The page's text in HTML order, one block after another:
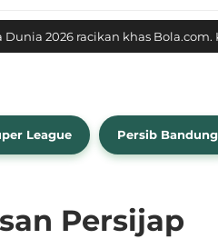
2026 racikan khas Bola.com.
League Persib Bandung
Persijap